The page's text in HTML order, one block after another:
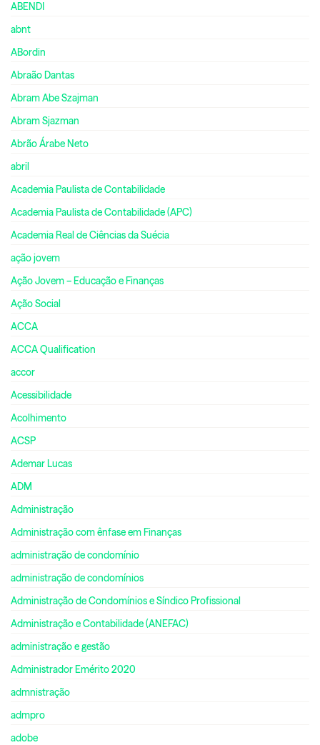
ABENDI
abnt
ABordin
Abraão Dantas
Abram Abe Szajman
Abram Sjazman
Abrão Árabe Neto
abril
Academia Paulista de Contabilidade
Academia Paulista de Contabilidade (APC)
Academia Real de Ciências da Suécia
ação jovem
Ação Jovem – Educação e Finanças
Ação Social
ACCA
ACCA Qualification
accor
Acessibilidade
Acolhimento
ACSP
Ademar Lucas
ADM
Administração
Administração com ênfase em Finanças
administração de condomínio
administração de condomínios
Administração de Condomínios e Síndico Profissional
Administração e Contabilidade (ANEFAC)
administração e gestão
Administrador Emérito 2020
admnistração
admpro
adobe